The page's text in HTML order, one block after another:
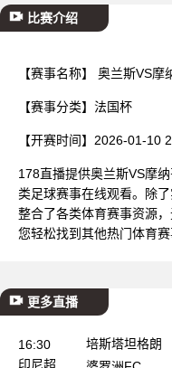
比赛介绍
【赛事名称】 奥兰斯VS摩
【赛事分类】 法国杯
【开赛时间】 2026-01-10
178直播提供奥兰斯VS摩
类足球赛事在线观看。除
整合了各类体育赛事资源
您轻松找到其他热门体育赛
更多直播
16:30
印尼超
培斯塔坦格朗